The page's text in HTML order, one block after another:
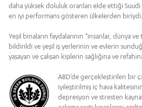
daha yüksek doluluk oranları elde ettiği Suudi
en iyi performans gösteren ülkelerden biriydi.
Yeşil binaların faydalarının “insanlar, dünya
bildirildi ve yeşil iş yerlerinin ve evlerin
yaşayan ve çalışan kişilerin sağlığına ve
ABD’de gerçekleştirilen bir
iyileştirilmiş iç hava
depresyon ve stresten